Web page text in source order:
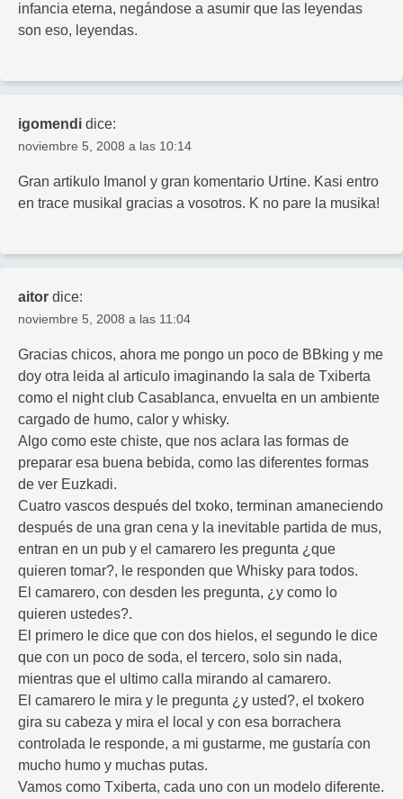
infancia eterna, negándose a asumir que las leyendas
son eso, leyendas.
igomendi dice:
noviembre 5, 2008 a las 10:14
Gran artikulo Imanol y gran komentario Urtine. Kasi entro
en trace musikal gracias a vosotros. K no pare la musika!
aitor dice:
noviembre 5, 2008 a las 11:04
Gracias chicos, ahora me pongo un poco de BBking y me
doy otra leida al articulo imaginando la sala de Txiberta
como el night club Casablanca, envuelta en un ambiente
cargado de humo, calor y whisky.
Algo como este chiste, que nos aclara las formas de
preparar esa buena bebida, como las diferentes formas
de ver Euzkadi.
Cuatro vascos después del txoko, terminan amaneciendo
después de una gran cena y la inevitable partida de mus,
entran en un pub y el camarero les pregunta ¿que
quieren tomar?, le responden que Whisky para todos.
El camarero, con desden les pregunta, ¿y como lo
quieren ustedes?.
El primero le dice que con dos hielos, el segundo le dice
que con un poco de soda, el tercero, solo sin nada,
mientras que el ultimo calla mirando al camarero.
El camarero le mira y le pregunta ¿y usted?, el txokero
gira su cabeza y mira el local y con esa borrachera
controlada le responde, a mi gustarme, me gustaría con
mucho humo y muchas putas.
Vamos como Txiberta, cada uno con un modelo diferente.